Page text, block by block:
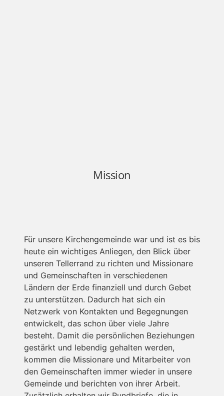
Mission
Für unsere Kirchengemeinde war und ist es bis
heute ein wichtiges Anliegen, den Blick über
unseren Tellerrand zu richten und Missionare
und Gemeinschaften in verschiedenen
Ländern der Erde finanziell und durch Gebet
zu unterstützen. Dadurch hat sich ein
Netzwerk von Kontakten und Begegnungen
entwickelt, das schon über viele Jahre
besteht. Damit die persönlichen Beziehungen
gestärkt und lebendig gehalten werden,
kommen die Missionare und Mitarbeiter von
den Gemeinschaften immer wieder in unsere
Gemeinde und berichten von ihrer Arbeit.